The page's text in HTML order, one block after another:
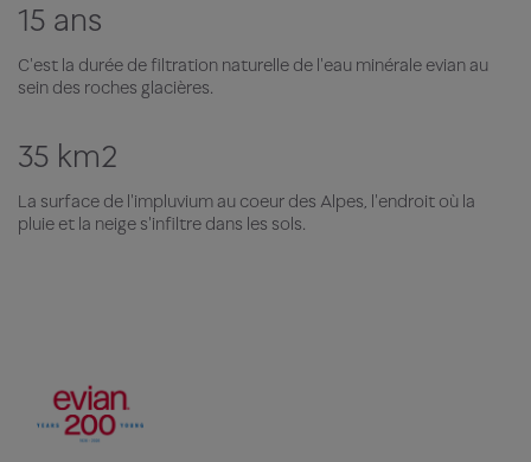
15 ans
C'est la durée de filtration naturelle de l'eau minérale evian au
sein des roches glacières.
35 km2
La surface de l'impluvium au coeur des Alpes, l'endroit où la
pluie et la neige s'infiltre dans les sols.